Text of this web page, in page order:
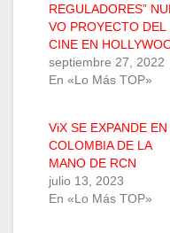
REGULADORES”
VO PROYECTO DEL
CINE EN
septiembre 27, 2022
En «Lo Más TOP»
ViX SE EXPANDE EN
COLOMBIA DE LA
MANO DE RCN
julio 13, 2023
En «Lo Más TOP»